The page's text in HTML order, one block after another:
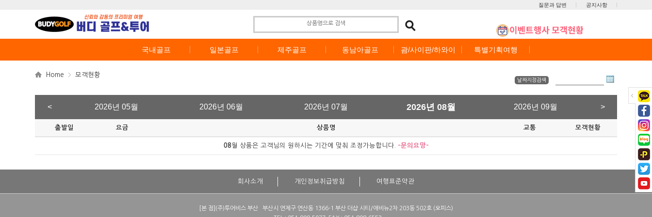
공지사항
질문과 답변
국내골프 일본골프 제주골프 동남아골프 괌/사이판/하와이 특별기획여행
Home 모객현황
날짜지정검색
< 2026년 05월 2026년 06월 2026년 07월 2026년 08월 2026년 09월 >
출발일 요금 상품명 교통 모객현황
08월 상품은 고객님의 원하시는 기간에 맞춰 조정가능합니다. -문의요망-
회사소개 개인정보취급방침 여행표준약관
[본 점](주)투어비스 부산 부산시 연제구 연산동 1366-1 부산 더샵 시티/애비뉴2차 203동 502호 (오피스)